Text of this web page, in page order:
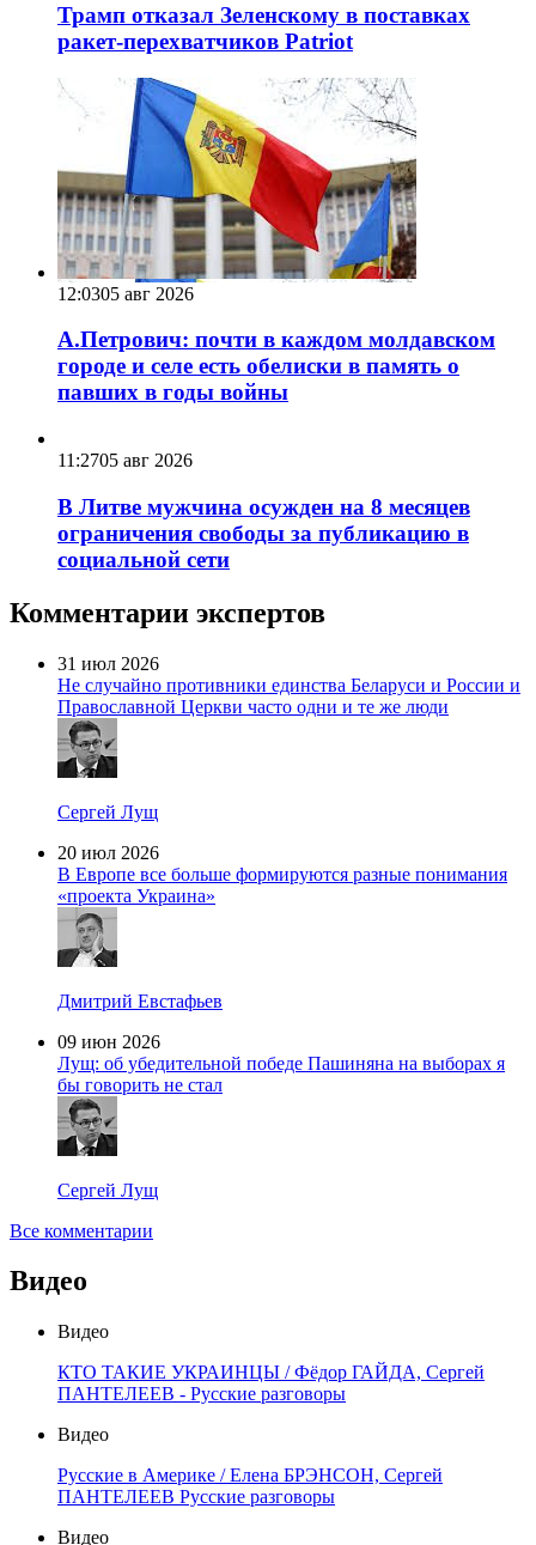
Трамп отказал Зеленскому в поставках
ракет-перехватчиков Patriot
12:0305 авг 2026
А.Петрович: почти в каждом молдавском
городе и селе есть обелиски в память о
павших в годы войны
11:2705 авг 2026
В Литве мужчина осужден на 8 месяцев
ограничения свободы за публикацию в
социальной сети
Комментарии экспертов
31 июл 2026
Не случайно противники единства Беларуси и России и
Православной Церкви часто одни и те же люди
Сергей Лущ
20 июл 2026
В Европе все больше формируются разные понимания
«проекта Украина»
Дмитрий Евстафьев
09 июн 2026
Лущ: об убедительной победе Пашиняна на выборах я
бы говорить не стал
Сергей Лущ
Все комментарии
Видео
Видео
КТО ТАКИЕ УКРАИНЦЫ / Фёдор ГАЙДА, Сергей
ПАНТЕЛЕЕВ - Русские разговоры
Видео
Русские в Америке / Елена БРЭНСОН, Сергей
ПАНТЕЛЕЕВ Русские разговоры
Видео